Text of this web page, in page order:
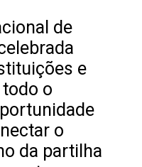
de
e
o
o
da partilha